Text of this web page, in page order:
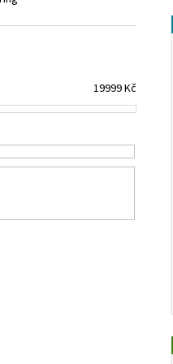
19999Kč